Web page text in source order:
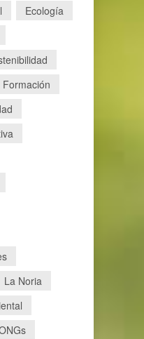
Ecología
Formación
La Noria